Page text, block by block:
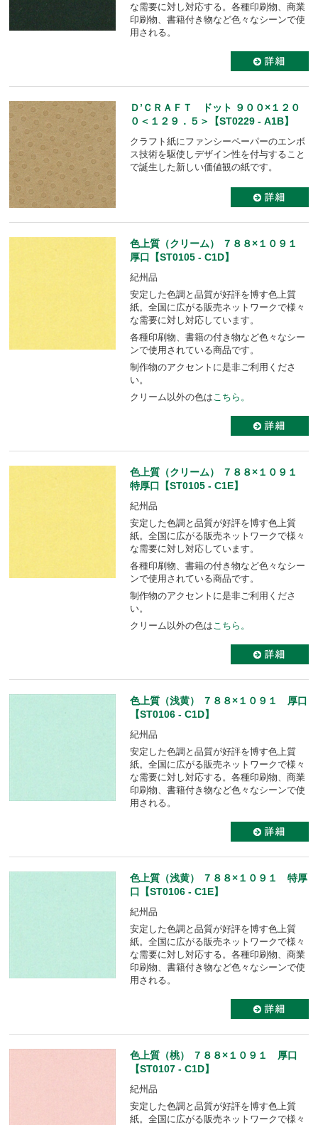
な需要に対し対応する。各種印刷物、商業
印刷物、書籍付き物など色々なシーンで使
用される。
Ｄ’ＣＲＡＦＴ ドット ９００×１２０
０＜１２９．５＞【ST0229 - A1B】
クラフト紙にファンシーペーパーのエンボ
ス技術を駆使しデザイン性を付与すること
で誕生した新しい価値観の紙です。
色上質（クリーム） ７８８×１０９１
厚口【ST0105 - C1D】
紀州品
安定した色調と品質が好評を博す色上質
紙。全国に広がる販売ネットワークで様々
な需要に対し対応しています。
各種印刷物、書籍の付き物など色々なシー
ンで使用されている商品です。
制作物のアクセントに是非ご利用くださ
い。
クリーム以外の色は こちら。
色上質（クリーム） ７８８×１０９１
特厚口【ST0105 - C1E】
紀州品
安定した色調と品質が好評を博す色上質
紙。全国に広がる販売ネットワークで様々
な需要に対し対応しています。
各種印刷物、書籍の付き物など色々なシー
ンで使用されている商品です。
制作物のアクセントに是非ご利用くださ
い。
クリーム以外の色は こちら。
色上質（浅黄） ７８８×１０９１ 厚口
【ST0106 - C1D】
紀州品
安定した色調と品質が好評を博す色上質
紙。全国に広がる販売ネットワークで様々
な需要に対し対応する。各種印刷物、商業
印刷物、書籍付き物など色々なシーンで使
用される。
色上質（浅黄） ７８８×１０９１ 特厚
口【ST0106 - C1E】
紀州品
安定した色調と品質が好評を博す色上質
紙。全国に広がる販売ネットワークで様々
な需要に対し対応する。各種印刷物、商業
印刷物、書籍付き物など色々なシーンで使
用される。
色上質（桃） ７８８×１０９１ 厚口
【ST0107 - C1D】
紀州品
安定した色調と品質が好評を博す色上質
紙。全国に広がる販売ネットワークで様々